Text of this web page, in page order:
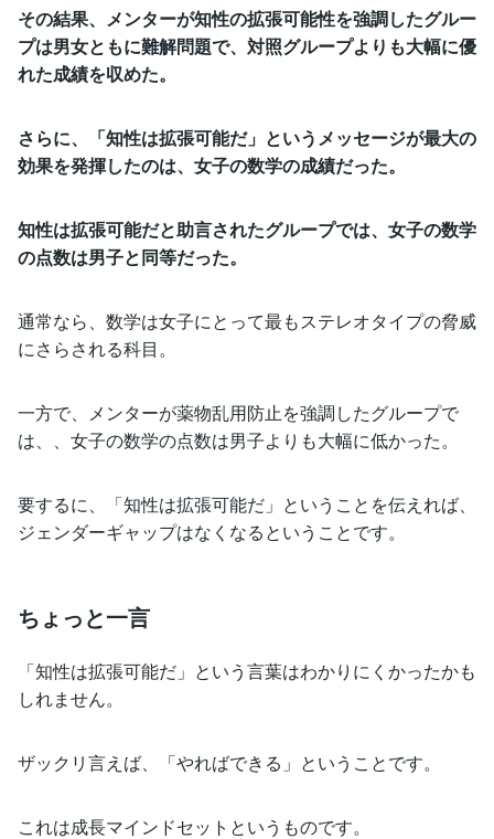
その結果、メンターが知性の拡張可能性を強調したグルー
プは男女ともに難解問題で、対照グループよりも大幅に優
れた成績を収めた。
さらに、「知性は拡張可能だ」というメッセージが最大の
効果を発揮したのは、女子の数学の成績だった。
知性は拡張可能だと助言されたグループでは、女子の数学
の点数は男子と同等だった。
通常なら、数学は女子にとって最もステレオタイプの脅威
にさらされる科目。
一方で、メンターが薬物乱用防止を強調したグループで
は、、女子の数学の点数は男子よりも大幅に低かった。
要するに、「知性は拡張可能だ」ということを伝えれば、
ジェンダーギャップはなくなるということです。
ちょっと一言
「知性は拡張可能だ」という言葉はわかりにくかったかも
しれません。
ザックリ言えば、「やればできる」ということです。
これは成長マインドセットというものです。